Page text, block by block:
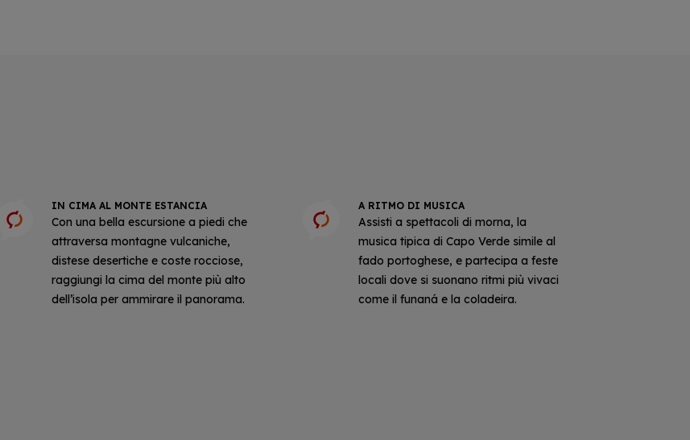
IN CIMA AL MONTE ESTANCIA
Con una bella escursione a piedi che
attraversa montagne vulcaniche,
distese desertiche e coste rocciose,
raggiungi la cima del monte più alto
dell’isola per ammirare il panorama.
A RITMO DI MUSICA
Assisti a spettacoli di morna, la
musica tipica di Capo Verde simile al
fado portoghese, e partecipa a feste
locali dove si suonano ritmi più vivaci
come il funaná e la coladeira.